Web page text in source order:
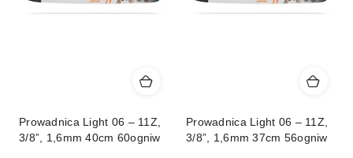
Prowadnica Light 06 – 11Z,
3/8”, 1,6mm 40cm 60ogniw
Prowadnica Light 06 – 11Z,
3/8”, 1,6mm 37cm 56ogniw